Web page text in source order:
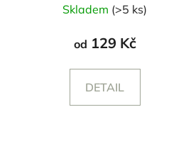
Skladem (>5 ks)
od 129 Kč
DETAIL